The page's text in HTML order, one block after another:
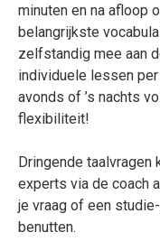
minuten en na afloop
belangrijkste
zelfstandig mee aan
individuele lessen per
avonds of ’s nachts
flexibiliteit!
Dringende taalvragen
experts via de coach
je vraag of een
benutten.